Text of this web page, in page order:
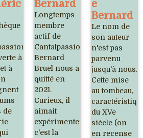
à
à
de
Bernard
Longtemps
membre
actif de
Cantalpassion,
Bernard
Bruel nous a
quitté en
2021.
Curieux, il
aimait
expérimenter,
c'est la
e
Bernard
Le nom de
son auteur
n'est pas
parvenu
jusqu'à nous.
Cette mise
au tombeau,
du XVe
siècle (on
en recense